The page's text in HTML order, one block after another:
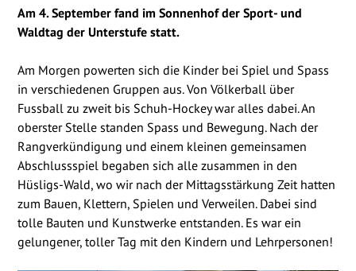
Am 4. September fand im Sonnenhof der Sport- und
Waldtag der Unterstufe statt.
Am Morgen powerten sich die Kinder bei Spiel und Spass
in verschiedenen Gruppen aus. Von Völkerball über
Fussball zu zweit bis Schuh-Hockey war alles dabei. An
oberster Stelle standen Spass und Bewegung. Nach der
Rangverkündigung und einem kleinen gemeinsamen
Abschlussspiel begaben sich alle zusammen in den
Hüsligs-Wald, wo wir nach der Mittagsstärkung Zeit hatten
zum Bauen, Klettern, Spielen und Verweilen. Dabei sind
tolle Bauten und Kunstwerke entstanden. Es war ein
gelungener, toller Tag mit den Kindern und Lehrpersonen!